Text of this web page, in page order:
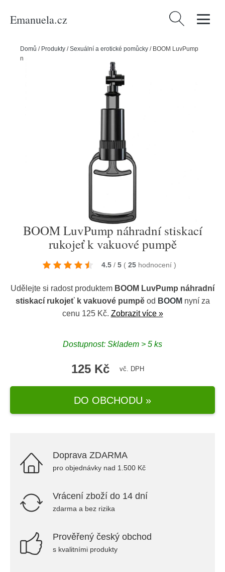
Emanuela.cz Vyhledávání
Domů / Produkty /Sexuální a erotické pomůcky / BOOM LuvPump
náhradní stiskací rukojeť k vakuové pumpě
BOOM LuvPump náhradní stiskací
rukojeť k vakuové pumpě
4.5 / 5 ( 25 hodnocení )
Udělejte si radost produktem BOOM LuvPump náhradní
stiskací rukojeť k vakuové pumpěod BOOM nyní za
cenu 125 Kč. Zobrazit více »
Dostupnost: Skladem > 5 ks
125 Kč vč. DPH
DO OBCHODU »
Doprava ZDARMA
pro objednávky nad 1.500 Kč
Vrácení zboží do 14 dní
zdarma a bez rizika
Prověřený český obchod
s kvalitními produkty